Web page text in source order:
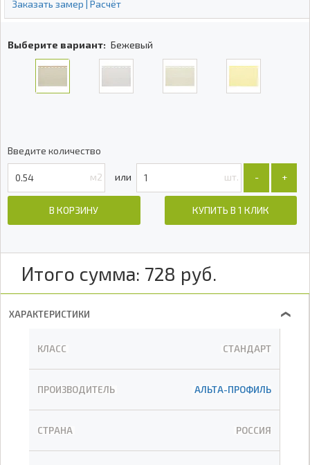
Заказать замер | Расчёт
Выберите вариант: Бежевый
Введите количество
м2 шт. +
-
В КОРЗИНУ КУПИТЬ В 1 КЛИК
Итого сумма: 728 руб.
ХАРАКТЕРИСТИКИ ❯
КЛАСС СТАНДАРТ
ПРОИЗВОДИТЕЛЬ АЛЬТА-ПРОФИЛЬ
СТРАНА РОССИЯ